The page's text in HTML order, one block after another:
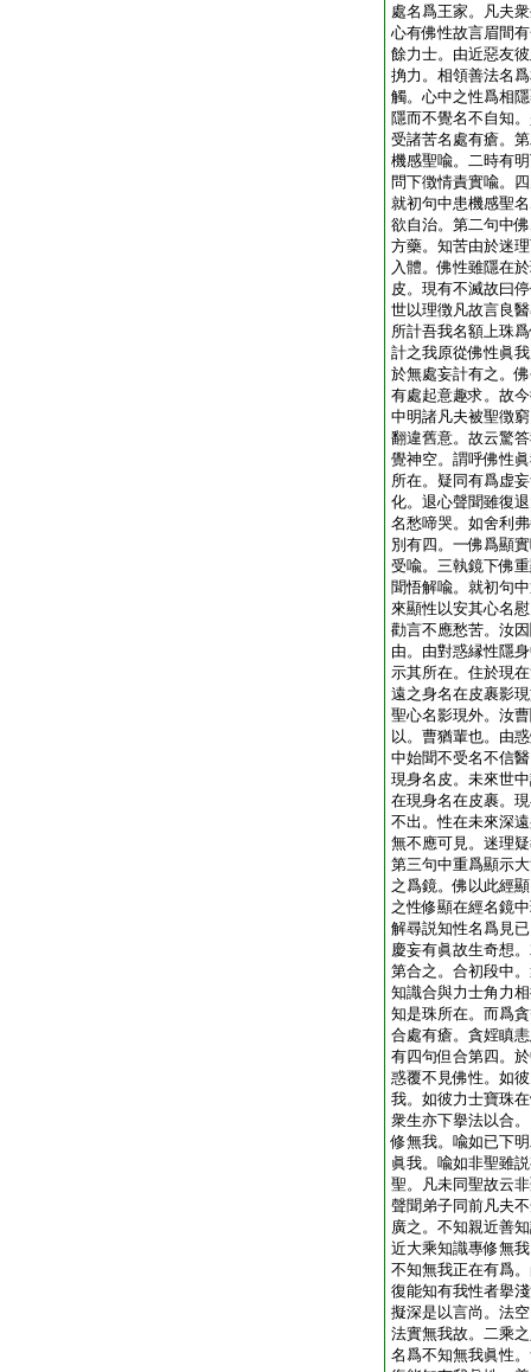
處名爲王家。凡夫
心有佛性故言眉間
餘力士。由近惡友
捔力。相領善法名
觸。心中之性爲相
隱而不覺名不自知
受諸苦名處有瘡。
機感聖喩。二時有
問下徴情責實喩。
就初句中患機感聖
欲自治。第二句中
方藥。知苦由於迷
入體。佛性雖隱在
皮。現有不滅故曰
世以理徴凡故言良
所計吾我名額上珠
計之我原從佛性眞
於無處妄計有之。
有處起意趣求。故
中明諸凡夫被聖徴
翻違舊意。故云驚
覺神空。謂呼佛性
所在。疑同有爲虚
化。退心聲聞雖復
名愁啼哭。如舍利
別有四。一佛爲顯
受喩。三執鏡下佛
聞悟解喩。就初句
來顯性以安其心名
勸言不應愁苦。汝
由。由對惑縁性隱
示其所在。住於現
遠之身名在皮裹影
聖心名影現外。汝
以。曹猶輩也。由
中始聞不受名不信
現身名皮。未來世
在現身名在皮裹。
不出。性在未來深
無不應可見。迷理
第三句中重爲顯示
之爲鏡。佛以此經
之性修顯在經名鏡
解尋説知性名爲見
慶妄有眞故生奇想
第合之。合初段中
知識合與力士角力
知是珠所在。而爲
合處有瘡。貪婬瞋
有四句但合第四。
惑覆不見佛性。如
我。如彼力士寶珠
衆生亦下擧法以合
修無我。喩如已下
眞我。喩如非聖雖
聖。凡未同聖故云
聲聞弟子同前凡夫
廣之。不知親近善
近大乘知識專修無
不知無我正在有爲
復能知有我性者擧
擬深是以言尚。法
法實無我故。二乘
名爲不知無我眞性